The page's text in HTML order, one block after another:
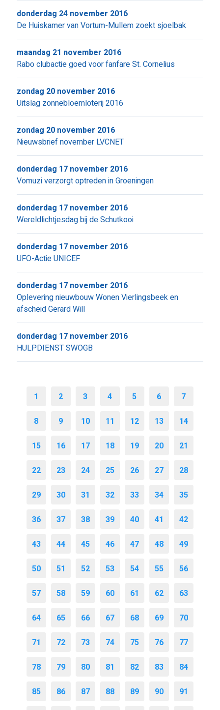
De Huiskamer van Vortum-Mullem zoekt sjoelbak
donderdag 24 november 2016
Rabo clubactie goed voor fanfare St. Cornelius
maandag 21 november 2016
Uitslag zonnebloemloterij 2016
zondag 20 november 2016
Nieuwsbrief november LVCNET
zondag 20 november 2016
Vomuzi verzorgt optreden in Groeningen
donderdag 17 november 2016
Wereldlichtjesdag bij de Schutkooi
donderdag 17 november 2016
UFO-Actie UNICEF
donderdag 17 november 2016
Oplevering nieuwbouw Wonen Vierlingsbeek en
afscheid Gerard Will
donderdag 17 november 2016
HULPDIENST SWOGB
donderdag 17 november 2016
1 2 3 4 5 6 7
8 9 10 11 12 13 14
15 16 17 18 19 20 21
22 23 24 25 26 27 28
29 30 31 32 33 34 35
36 37 38 39 40 41 42
43 44 45 46 47 48 49
50 51 52 53 54 55 56
57 58 59 60 61 62 63
64 65 66 67 68 69 70
71 72 73 74 75 76 77
78 79 80 81 82 83 84
85 86 87 88 89 90 91